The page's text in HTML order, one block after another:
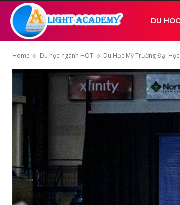
Light
Academy
DU
Home Du học ngành HOT Du Học Mỹ Trường Đại